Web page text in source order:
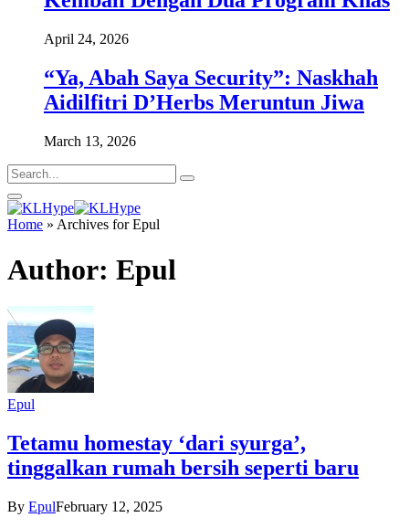
April 24, 2026
“Ya, Abah Saya Security”: Naskhah
Aidilfitri D’Herbs Meruntun Jiwa
March 13, 2026
Home » Archives for Epul
Author: Epul
Epul
Tetamu homestay ‘dari syurga’,
tinggalkan rumah bersih seperti baru
By EpulFebruary 12, 2025